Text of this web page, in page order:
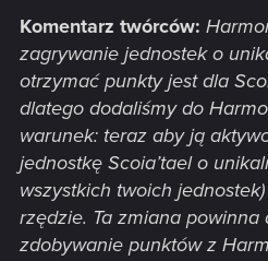
Komentarz twórców:
zagrywanie jednostek o
otrzymać punkty jest dla
dlatego dodaliśmy do
warunek: teraz aby ją
jednostkę Scoia’tael o
wszystkich twoich
rzędzie. Ta zmiana
zdobywanie punktów z